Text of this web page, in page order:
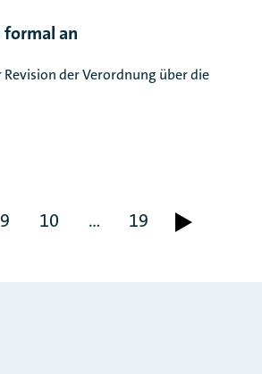
an
der Verordnung über die
9 10 ... 19
vor